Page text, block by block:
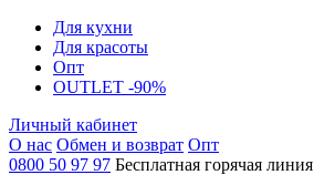
Для кухни
Для красоты
Опт
OUTLET -90%
Личный кабинет
О нас Обмен и возврат Опт
0800 50 97 97 Бесплатная горячая линия